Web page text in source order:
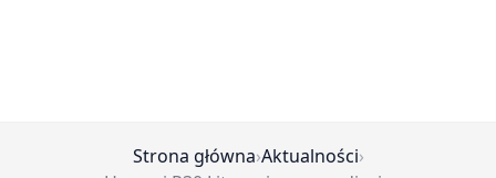
Strona główna›Aktualności›